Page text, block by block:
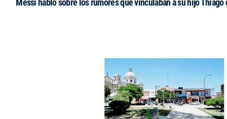
Messi habló sobre los rumores que vinculaban a su hijo Thiago